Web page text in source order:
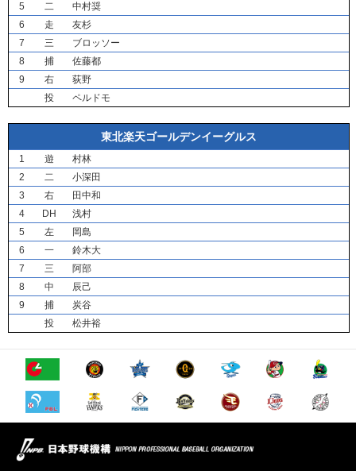
5
二
中村奨
6
走
友杉
7
三
ブロッソー
8
捕
佐藤都
9
右
荻野
投
ペルドモ
東北楽天ゴールデンイーグルス
1 遊
村林
2
二
小深田
3
右
田中和
4
DH
浅村
5
左
岡島
6
一
鈴木大
7
三
阿部
8
中
辰己
9
捕
炭谷
投
松井裕